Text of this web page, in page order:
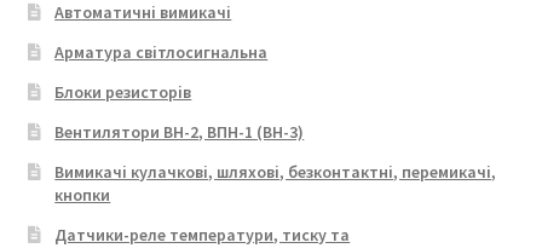
Автоматичні вимикачі
Арматура світлосигнальна
Блоки резисторів
Вентилятори ВН-2, ВПН-1 (ВН-3)
Вимикачі кулачкові, шляхові, безконтактні, перемикачі,
кнопки
Датчики-реле температури, тиску та